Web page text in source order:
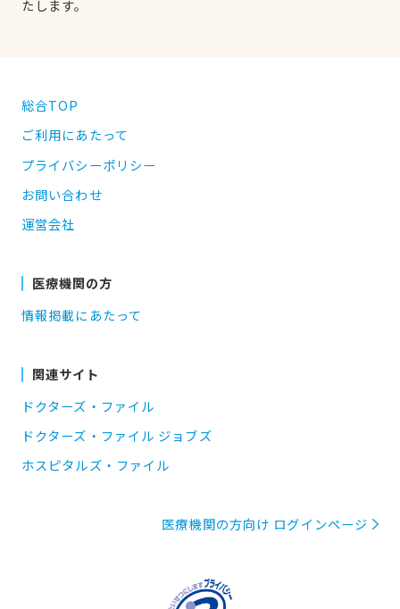
たします。
総合TOP
ご利用にあたって
プライバシーポリシー
お問い合わせ
運営会社
医療機関の方
情報掲載にあたって
関連サイト
ドクターズ・ファイル
ドクターズ・ファイル ジョブズ
ホスピタルズ・ファイル
医療機関の方向け ログインページ